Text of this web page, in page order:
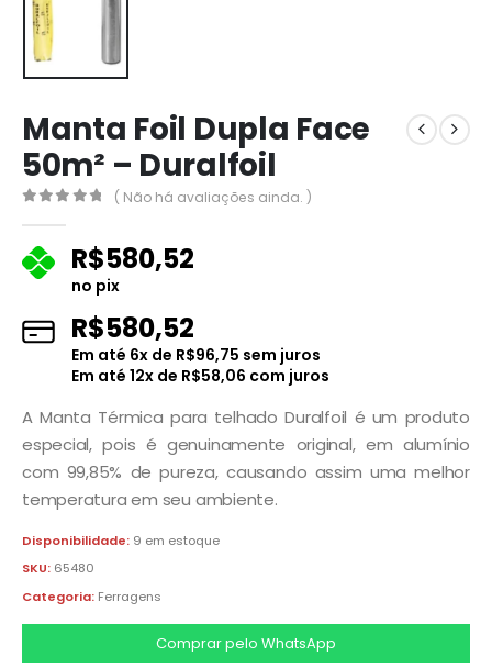
Manta Foil Dupla Face
50m² – Duralfoil
( Não há avaliações ainda. )
R$580,52
no pix
R$580,52
Em até 6x de R$96,75 sem juros
Em até 12x de R$58,06 com juros
A Manta Térmica para telhado Duralfoil é um produto
especial, pois é genuinamente original, em alumínio
com 99,85% de pureza, causando assim uma melhor
temperatura em seu ambiente.
Disponibilidade: 9 em estoque
SKU: 65480
Categoria: Ferragens
Comprar pelo WhatsApp